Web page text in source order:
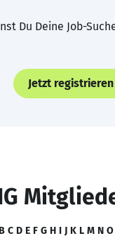
Du Deine Job-
Jetzt registrieren
B C D E F G H I J K L M N O